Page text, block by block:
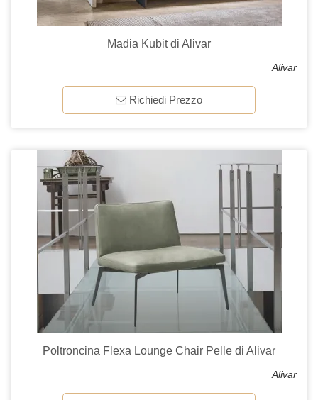
Madia Kubit di Alivar
Alivar
Richiedi Prezzo
Poltroncina Flexa Lounge Chair Pelle di Alivar
Alivar